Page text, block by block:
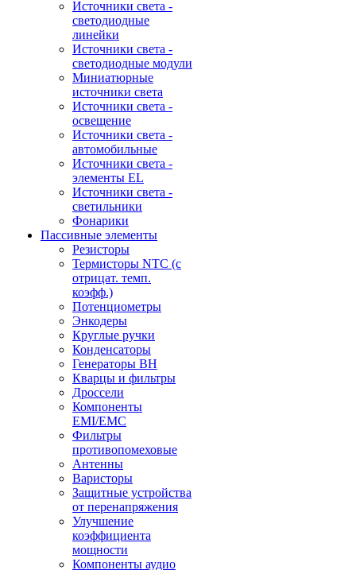
Источники света -
светодиодные
линейки
Источники света -
светодиодные модули
Миниатюрные
источники света
Источники света -
освещение
Источники света -
автомобильные
Источники света -
элементы EL
Источники света -
светильники
Фонарики
Пассивные элементы
Резисторы
Термисторы NTC (с
отрицат. темп.
коэфф.)
Потенциометры
Энкодеры
Круглые ручки
Конденсаторы
Генераторы ВН
Кварцы и фильтры
Дроссели
Компоненты
EMI/EMC
Фильтры
противопомеховые
Антенны
Варисторы
Защитные устройства
от перенапряжения
Улучшение
коэффициента
мощности
Компоненты аудио